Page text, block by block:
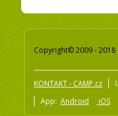
Copyright© 2009 - 2018
KONTAKT - CAMP.cz
App: Android iOS